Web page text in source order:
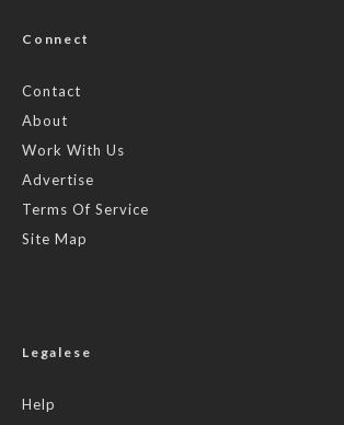
Connect
Contact
About
Work With Us
Advertise
Terms Of Service
Site Map
Legalese
Help